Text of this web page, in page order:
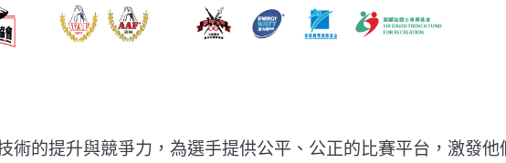
術的提升與競爭力，為選手提供公平、公正的比賽平台，激發他